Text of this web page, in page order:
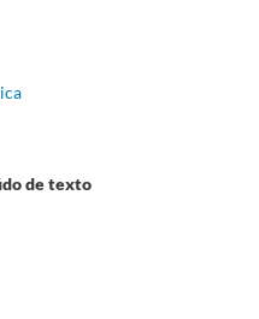
de texto